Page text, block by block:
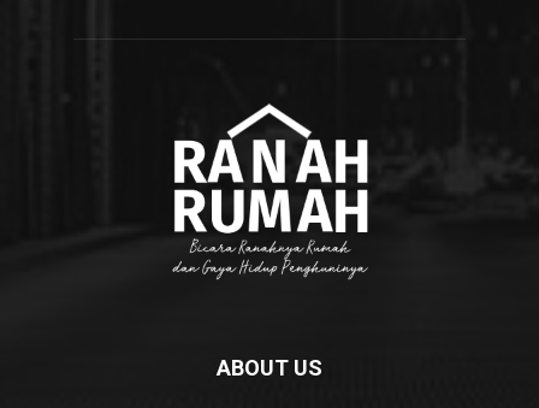
ABOUT US